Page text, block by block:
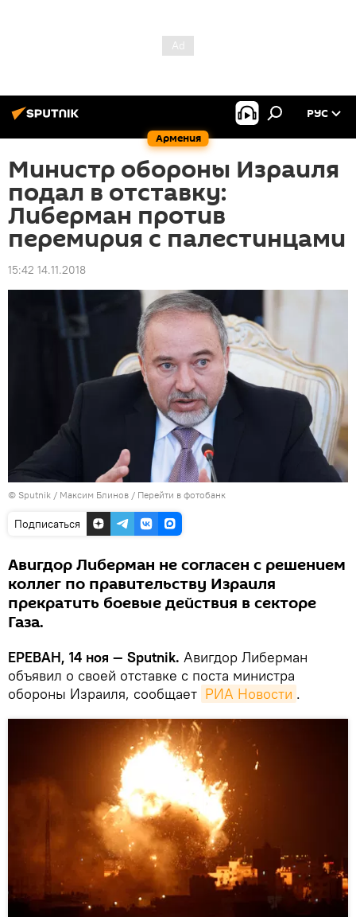
Армения
РУС
Министр обороны Израиля
подал в отставку:
Либерман против
перемирия с палестинцами
15:42 14.11.2018
© Sputnik / Максим Блинов / Перейти в фотобанк
Подписаться
Авигдор Либерман не согласен с решением
коллег по правительству Израиля
прекратить боевые действия в секторе
Газа.
ЕРЕВАН, 14 ноя — Sputnik. Авигдор Либерман
объявил о своей отставке с поста министра
обороны Израиля, сообщает РИА Новости .